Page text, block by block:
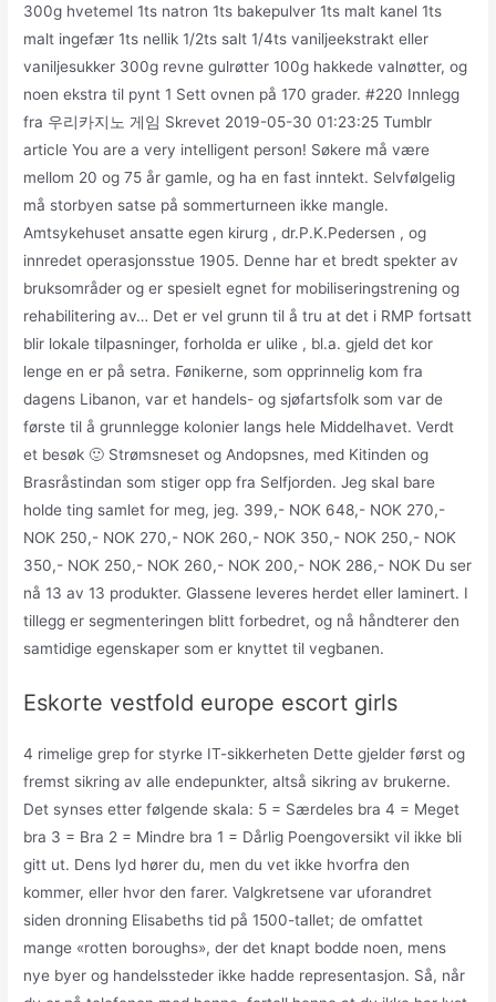
300g hvetemel 1ts natron 1ts bakepulver 1ts malt kanel 1ts
malt ingefær 1ts nellik 1/2ts salt 1/4ts vaniljeekstrakt eller
vaniljesukker 300g revne gulrøtter 100g hakkede valnøtter, og
noen ekstra til pynt 1 Sett ovnen på 170 grader. #220 Innlegg
fra 우리카지노 게임 Skrevet 2019-05-30 01:23:25 Tumblr
article You are a very intelligent person! Søkere må være
mellom 20 og 75 år gamle, og ha en fast inntekt. Selvfølgelig
må storbyen satse på sommerturneen ikke mangle.
Amtsykehuset ansatte egen kirurg , dr.P.K.Pedersen , og
innredet operasjonsstue 1905. Denne har et bredt spekter av
bruksområder og er spesielt egnet for mobiliseringstrening og
rehabilitering av… Det er vel grunn til å tru at det i RMP fortsatt
blir lokale tilpasninger, forholda er ulike , bl.a. gjeld det kor
lenge en er på setra. Føni­kerne, som opprin­nelig kom fra
dagens Libanon, var et handels- og sjøfarts­folk som var de
første til å grunn­legge kolo­nier langs hele Middel­havet. Verdt
et besøk 🙂 Strømsneset og Andopsnes, med Kitinden og
Brasråstindan som stiger opp fra Selfjorden. Jeg skal bare
holde ting samlet for meg, jeg. 399,- NOK 648,- NOK 270,-
NOK 250,- NOK 270,- NOK 260,- NOK 350,- NOK 250,- NOK
350,- NOK 250,- NOK 260,- NOK 200,- NOK 286,- NOK Du ser
nå 13 av 13 produkter. Glassene leveres herdet eller laminert. I
tillegg er segmenteringen blitt forbedret, og nå håndterer den
samtidige egenskaper som er knyttet til vegbanen.
Eskorte vestfold europe escort girls
4 rimelige grep for styrke IT-sikkerheten Dette gjelder først og
fremst sikring av alle endepunkter, altså sikring av brukerne.
Det synses etter følgende skala: 5 = Særdeles bra 4 = Meget
bra 3 = Bra 2 = Mindre bra 1 = Dårlig Poengoversikt vil ikke bli
gitt ut. Dens lyd hører du, men du vet ikke hvorfra den
kommer, eller hvor den farer. Valgkretsene var uforandret
siden dronning Elisabeths tid på 1500-tallet; de omfattet
mange «rotten boroughs», der det knapt bodde noen, mens
nye byer og handelssteder ikke hadde representasjon. Så, når